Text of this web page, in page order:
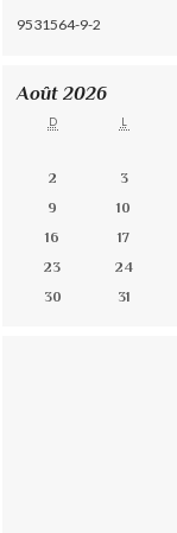
9531564-9-2
Août 2026
D L
2
3
9
10
16
17
23
24
30
31